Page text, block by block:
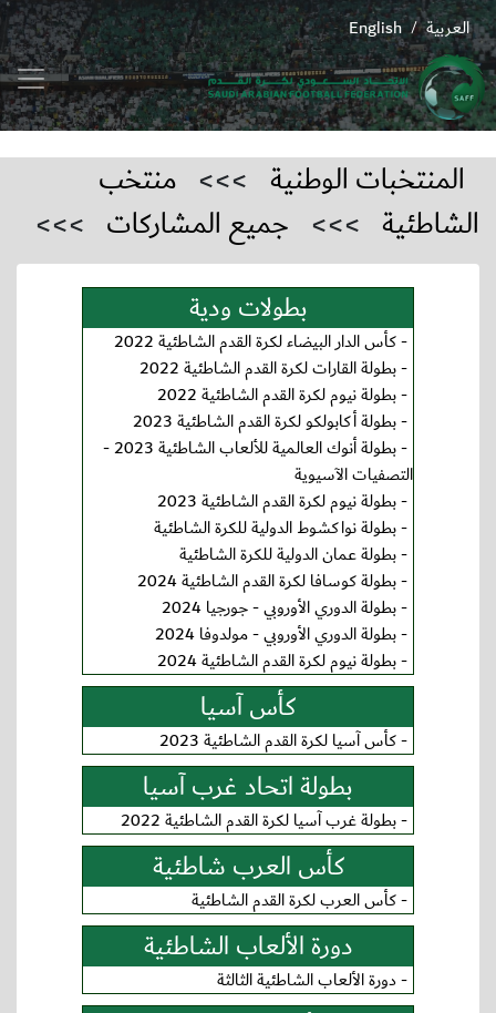
English / العربية
المنتخبات الوطنية >>> منتخب
الشاطئية >>> جميع المشاركات >>>
بطولات ودية
-كأس الدار البيضاء لكرة القدم الشاطئية 2022
-بطولة القارات لكرة القدم الشاطئية 2022
-بطولة نيوم لكرة القدم الشاطئية 2022
-بطولة أكابولكو لكرة القدم الشاطئية 2023
-
بطولة أنوك العالمية للألعاب الشاطئية 2023 -
التصفيات الآسيوية
-بطولة نيوم لكرة القدم الشاطئية 2023
-بطولة نواكشوط الدولية للكرة الشاطئية
-بطولة عمان الدولية للكرة الشاطئية
-بطولة كوسافا لكرة القدم الشاطئية 2024
-بطولة الدوري الأوروبي - جورجيا 2024
-بطولة الدوري الأوروبي - مولدوفا 2024
-بطولة نيوم لكرة القدم الشاطئية 2024
كأس آسيا
-كأس آسيا لكرة القدم الشاطئية 2023
بطولة اتحاد غرب آسيا
-بطولة غرب آسيا لكرة القدم الشاطئية 2022
كأس العرب شاطئية
-كأس العرب لكرة القدم الشاطئية
دورة الألعاب الشاطئية
-دورة الألعاب الشاطئية الثالثة